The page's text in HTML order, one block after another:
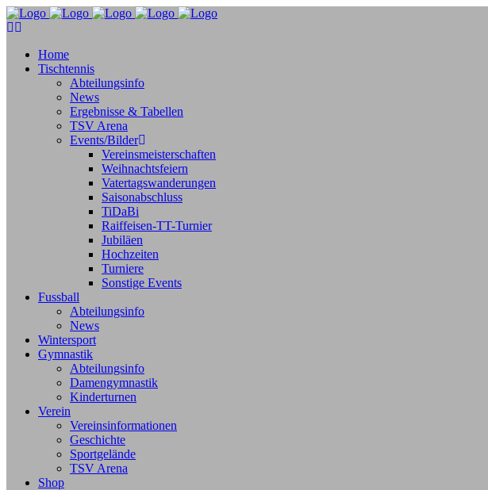
Home
Tischtennis
Abteilungsinfo
News
Ergebnisse & Tabellen
TSV Arena
Events/Bilder
Vereinsmeisterschaften
Weihnachtsfeiern
Vatertagswanderungen
Saisonabschluss
TiDaBi
Raiffeisen-TT-Turnier
Jubiläen
Hochzeiten
Turniere
Sonstige Events
Fussball
Abteilungsinfo
News
Wintersport
Gymnastik
Abteilungsinfo
Damengymnastik
Kinderturnen
Verein
Vereinsinformationen
Geschichte
Sportgelände
TSV Arena
Shop